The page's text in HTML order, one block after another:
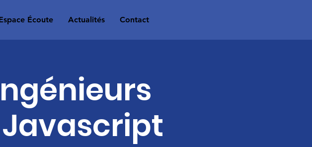
Écoute Actualités Contact